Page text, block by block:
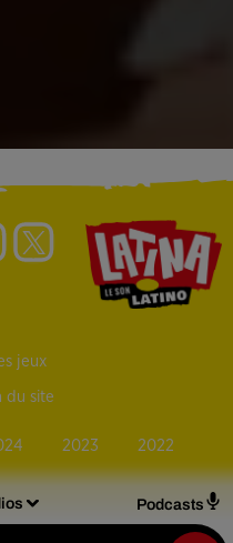
Podcasts
jeux
du site
2023 2022